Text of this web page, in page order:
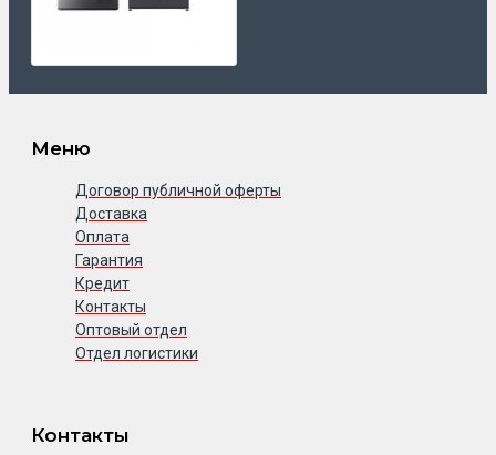
Меню
Договор публичной оферты
Доставка
Оплата
Гарантия
Кредит
Контакты
Оптовый отдел
Отдел логистики
Контакты